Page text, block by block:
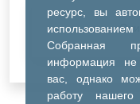
ресурс, вы
Собранная
информация не
вас, однако
работу